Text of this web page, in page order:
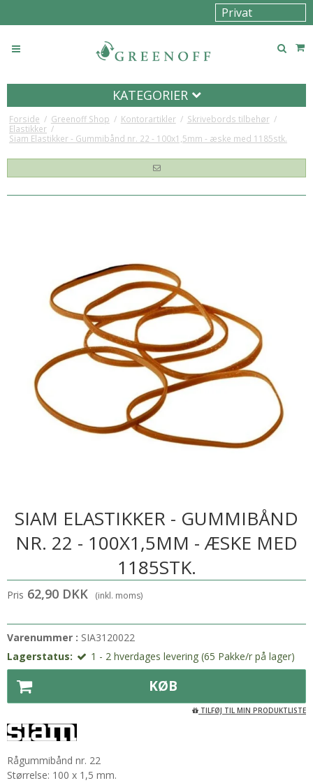
KATEGORIER
Forside / Greenoff Shop / Kontorartikler / Skrivebords tilbehør /
Elastikker /
Siam Elastikker - Gummibånd nr. 22 - 100x1,5mm - æske med 1185stk.
SIAM ELASTIKKER - GUMMIBÅND
NR. 22 - 100X1,5MM - ÆSKE MED
1185STK.
Pris 62,90 DKK (inkl. moms)
Varenummer : SIA3120022
Lagerstatus:
1 - 2 hverdages levering (65 Pakke/r på lager)
KØB
TILFØJ TIL MIN PRODUKTLISTE
Rågummibånd nr. 22
Størrelse: 100 x 1,5 mm.